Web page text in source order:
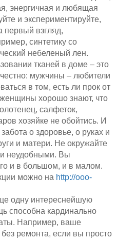
энергичная и любящая
и экспериментируйте,
первый взгляд,
синтетику со
небеленый лен.
тканей в доме – это
мужчины – любители
в том, есть ли прок от
хорошо знают, что
салфеток,
хозяйке не обойтись. И
о здоровье, о руках и
и матери. Не окружайте
неудобными. Вы
и в большом, и в малом.
можно на http://ooo-
одну интереснейшую
способна кардинально
Например, ваше
ремонта, если вы просто